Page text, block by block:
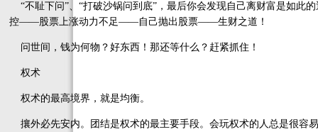
“不耻下问”、“打破沙锅问到底”，最后你会发现自己离财富是如
控——股票上涨动力不足——自己抛出股票——生财之道！
问世间，钱为何物？好东西！那还等什么？赶紧抓住！
权术
权术的最高境界，就是均衡。
攘外必先安内。团结是权术的最主要手段。会玩权术的人总是很容